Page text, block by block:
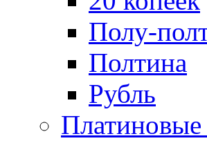
Полу-
Полтина
Рубль